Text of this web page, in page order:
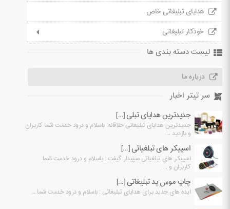
هدایای تبلیغاتی خاص
خودکار تبلیغاتی
لیست دسته بندی ها
درباره ما
سر تیتر اخبار
جدیدترین هدایای تبلی [...]
جدیدترین هدایای تبلیغاتی خلاقانه: باسلام و درود خدمت شما کاربران
و بازدید ...
اسپیکر های تبلغیاتی [...]
اسپیکر های تبلغیاتی سپیدار گیفت : باسلام و درود خدمت شما
کاربران و ...
چاپ موس پد تبلیغاتی [...]
ایده های جدید برای هدایای تبلیغاتی : باسلام و درود خدمت شما ...